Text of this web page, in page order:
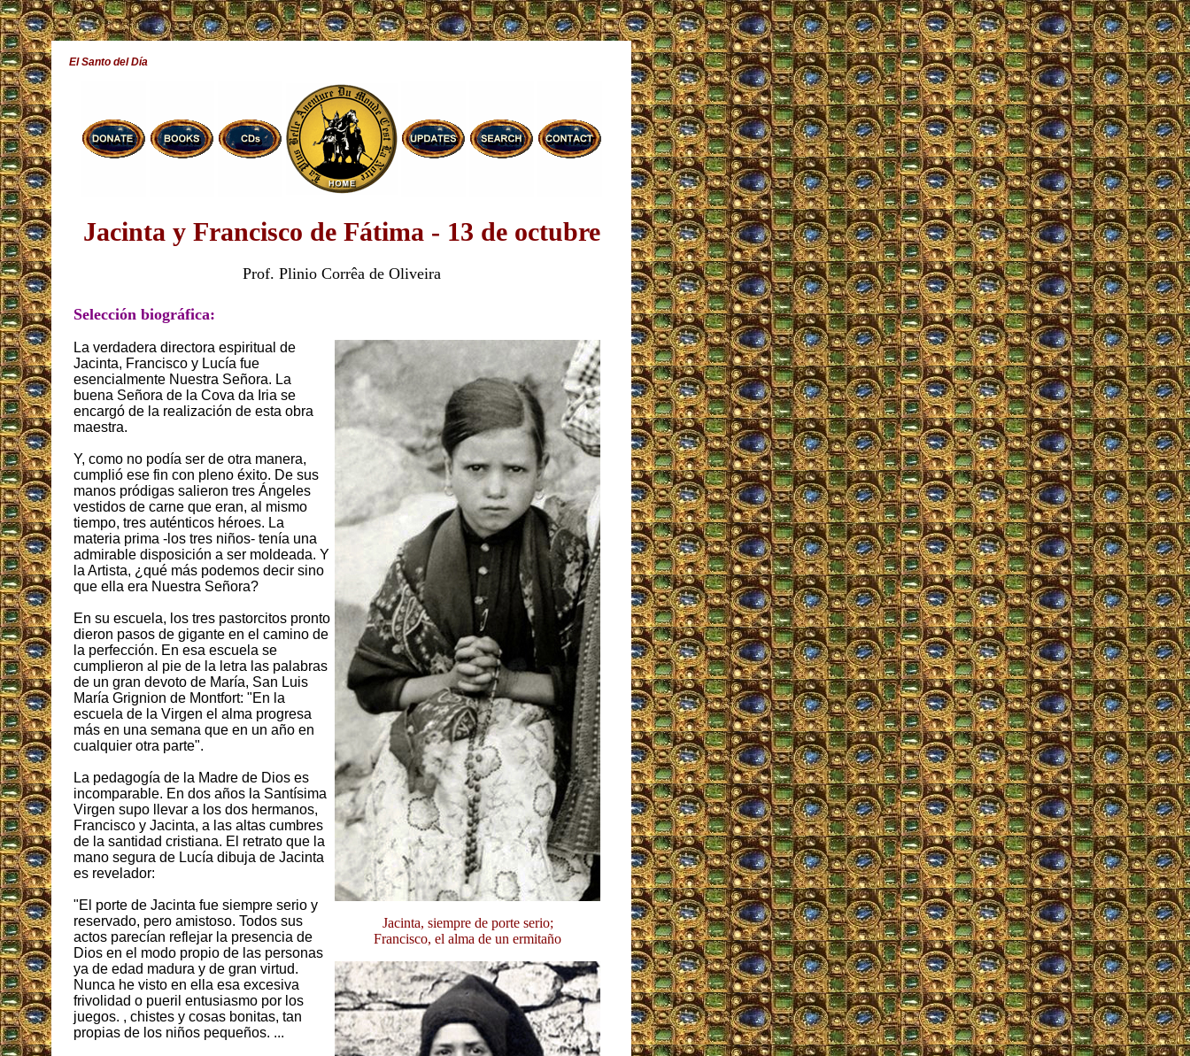
El Santo del Día
Jacinta y Francisco de Fátima - 13 de octubre
Prof. Plinio Corrêa de Oliveira
Selección biográfica:
Jacinta, siempre de porte serio;
Francisco, el alma de un ermitaño
La verdadera directora espiritual de
Jacinta, Francisco y Lucía fue
esencialmente Nuestra Señora. La
buena Señora de la Cova da Iria se
encargó de la realización de esta obra
maestra.
Y, como no podía ser de otra manera,
cumplió ese fin con pleno éxito. De sus
manos pródigas salieron tres Ángeles
vestidos de carne que eran, al mismo
tiempo, tres auténticos héroes. La
materia prima -los tres niños- tenía una
admirable disposición a ser moldeada. Y
la Artista, ¿qué más podemos decir sino
que ella era Nuestra Señora?
En su escuela, los tres pastorcitos pronto
dieron pasos de gigante en el camino de
la perfección. En esa escuela se
cumplieron al pie de la letra las palabras
de un gran devoto de María, San Luis
María Grignion de Montfort: "En la
escuela de la Virgen el alma progresa
más en una semana que en un año en
cualquier otra parte".
La pedagogía de la Madre de Dios es
incomparable. En dos años la Santísima
Virgen supo llevar a los dos hermanos,
Francisco y Jacinta, a las altas cumbres
de la santidad cristiana. El retrato que la
mano segura de Lucía dibuja de Jacinta
es revelador:
"El porte de Jacinta fue siempre serio y
reservado, pero amistoso. Todos sus
actos parecían reflejar la presencia de
Dios en el modo propio de las personas
ya de edad madura y de gran virtud.
Nunca he visto en ella esa excesiva
frivolidad o pueril entusiasmo por los
juegos. , chistes y cosas bonitas, tan
propias de los niños pequeños. ...